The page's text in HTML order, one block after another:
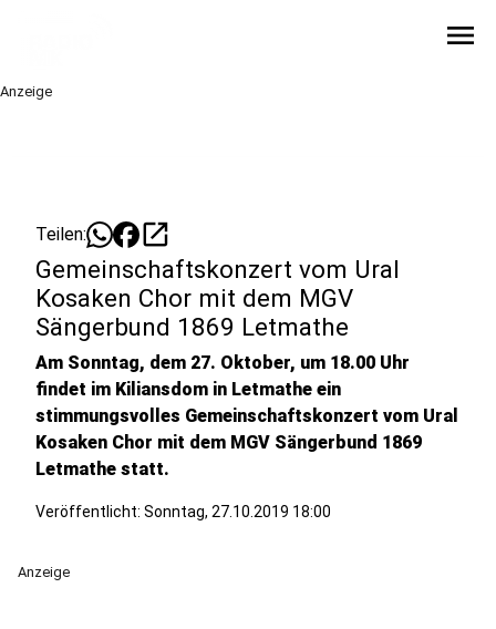
menu
Anzeige
Teilen: open_in_new
Gemeinschaftskonzert vom Ural
Kosaken Chor mit dem MGV
Sängerbund 1869 Letmathe
Am Sonntag, dem 27. Oktober, um 18.00 Uhr
findet im Kiliansdom in Letmathe ein
stimmungsvolles Gemeinschaftskonzert vom Ural
Kosaken Chor mit dem MGV Sängerbund 1869
Letmathe statt.
Veröffentlicht: Sonntag, 27.10.2019 18:00
Anzeige